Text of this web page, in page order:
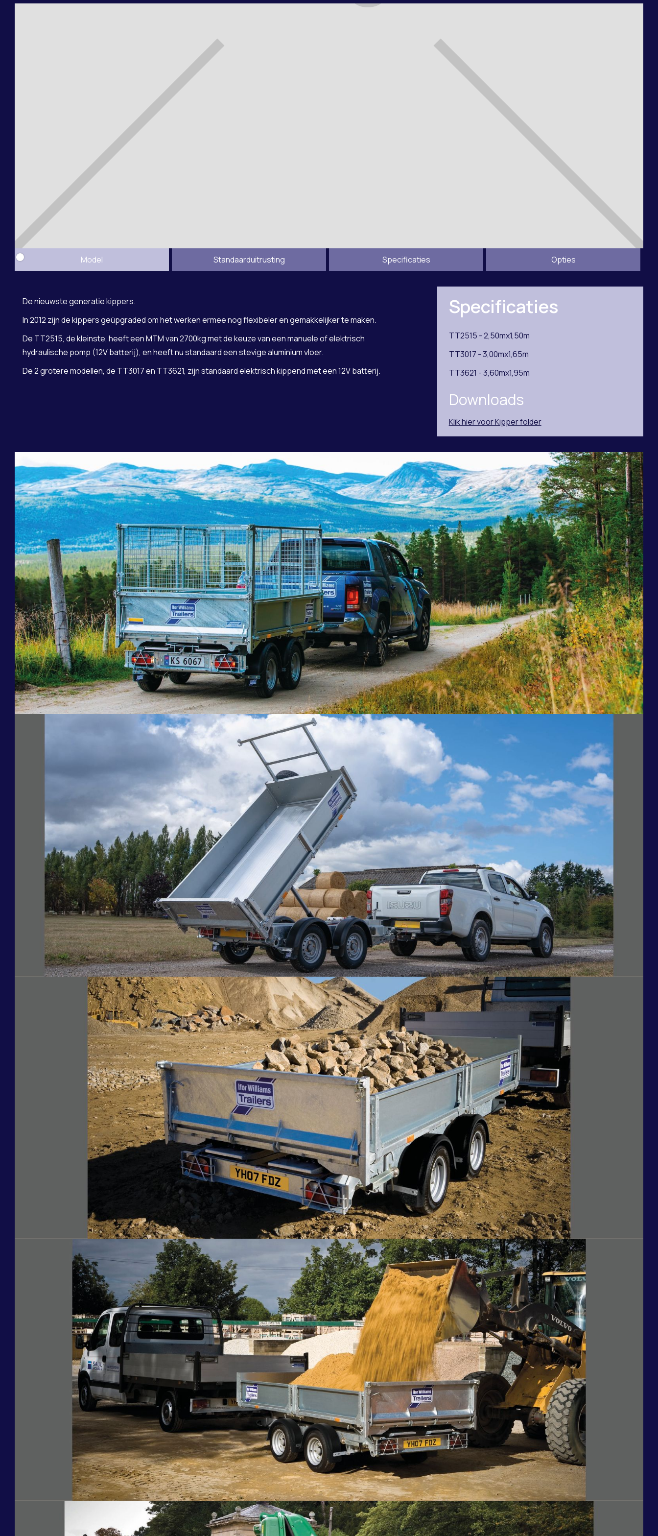
Model Standaarduitrusting Specificaties Opties
De nieuwste generatie kippers.
In 2012 zijn de kippers geüpgraded om het werken ermee nog flexibeler en gemakkelijker te maken.
De TT2515, de kleinste, heeft een MTM van 2700kg met de keuze van een manuele of elektrisch
hydraulische pomp (12V batterij), en heeft nu standaard een stevige aluminium vloer.
De 2 grotere modellen, de TT3017 en TT3621, zijn standaard elektrisch kippend met een 12V batterij.
Specificaties
TT2515 - 2,50mx1,50m
TT3017 - 3,00mx1,65m
TT3621 - 3,60mx1,95m
Downloads
Klik hier voor Kipper folder